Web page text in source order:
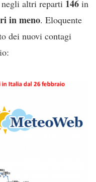
altri reparti 146 in
in meno. Eloquente
dei nuovi contagi